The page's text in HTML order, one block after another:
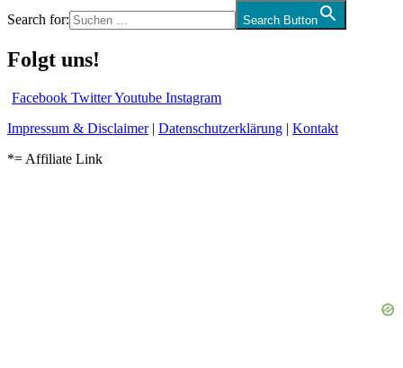
Search for: Search Button
Folgt uns!
Facebook TwitterYoutube Instagram
Impressum & Disclaimer| Datenschutzerklärung | Kontakt
*= Affiliate Link